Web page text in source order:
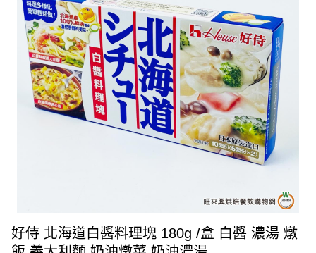
好侍 北海道白醬料理塊 180g /盒 白醬 濃湯 燉